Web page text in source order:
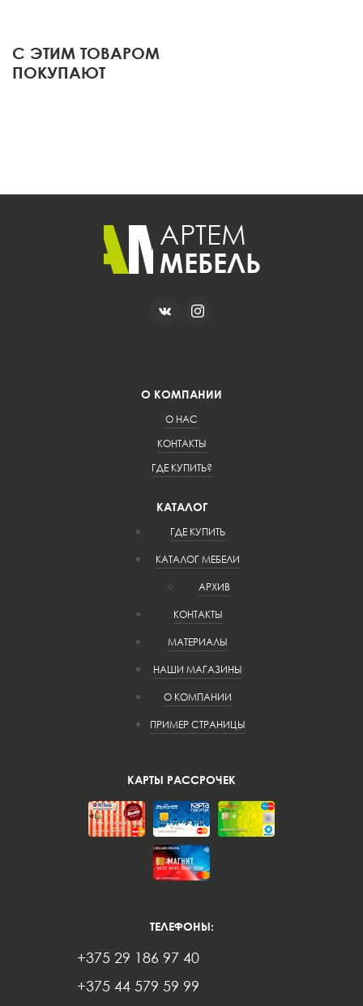
С ЭТИМ ТОВАРОМ
ПОКУПАЮТ
О КОМПАНИИ
О НАС
КОНТАКТЫ
ГДЕ КУПИТЬ?
КАТАЛОГ
ГДЕ КУПИТЬ
КАТАЛОГ МЕБЕЛИ
АРХИВ
КОНТАКТЫ
МАТЕРИАЛЫ
НАШИ МАГАЗИНЫ
О КОМПАНИИ
ПРИМЕР СТРАНИЦЫ
КАРТЫ РАССРОЧЕК
ТЕЛЕФОНЫ:
+375 29 186 97 40
+375 44 579 59 99